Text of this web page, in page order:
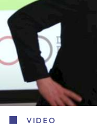
VIDEO